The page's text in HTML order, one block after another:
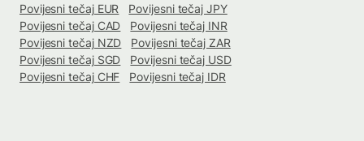
Povijesni tečaj EUR
Povijesni tečaj JPY
Povijesni tečaj CAD
Povijesni tečaj INR
Povijesni tečaj NZD
Povijesni tečaj ZAR
Povijesni tečaj SGD
Povijesni tečaj USD
Povijesni tečaj CHF
Povijesni tečaj IDR